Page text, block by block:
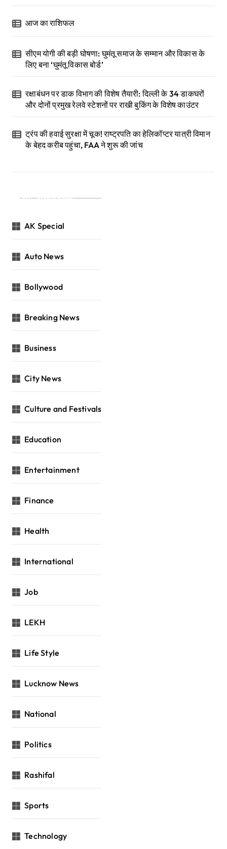
आज का राशिफल
सीएम योगी की बड़ी घोषणा: घुमंतू समाज के सम्मान और विकास के
लिए बना ‘घुमंतू विकास बोर्ड’
रक्षाबंधन पर डाक विभाग की विशेष तैयारी: दिल्ली के 34 डाकघरों
और दोनों प्रमुख रेलवे स्टेशनों पर राखी बुकिंग के विशेष काउंटर
ट्रंप की हवाई सुरक्षा में चूक! राष्ट्रपति का हेलिकॉप्टर यात्री विमान
के बेहद करीब पहुंचा, FAA ने शुरू की जांच
Categories
AK Special
Auto News
Bollywood
Breaking News
Business
City News
Culture and Festivals
Education
Entertainment
Finance
Health
International
Job
LEKH
Life Style
Lucknow News
National
Politics
Rashifal
Sports
Technology